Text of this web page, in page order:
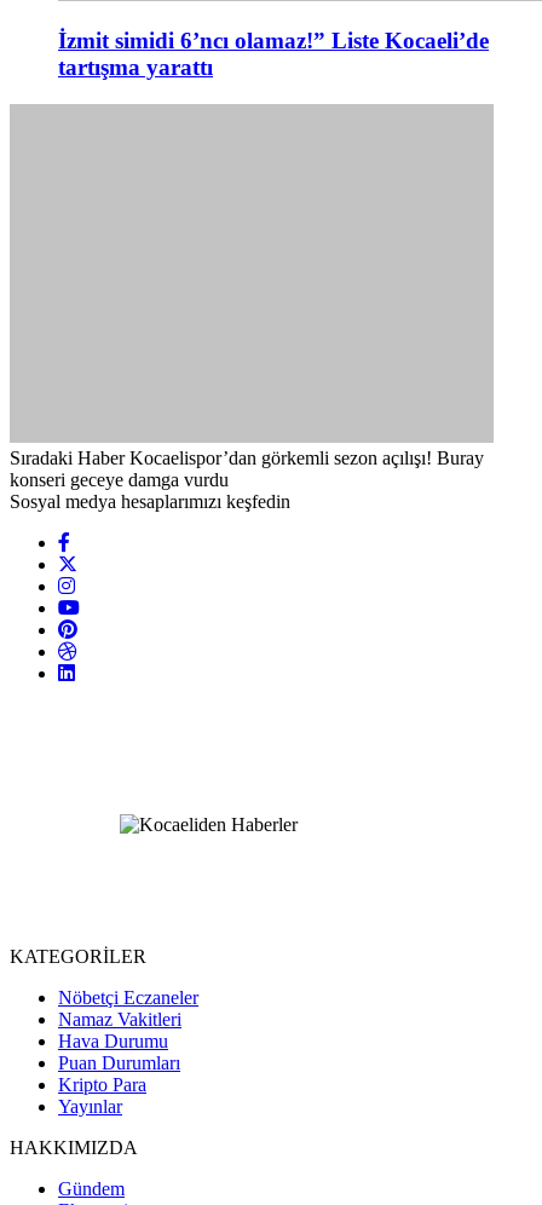
İzmit simidi 6’ncı olamaz!” Liste Kocaeli’de
tartışma yarattı
Sıradaki Haber Kocaelispor’dan görkemli sezon açılışı! Buray
konseri geceye damga vurdu
Sosyal medya hesaplarımızı keşfedin
KATEGORİLER
Nöbetçi Eczaneler
Namaz Vakitleri
Hava Durumu
Puan Durumları
Kripto Para
Yayınlar
HAKKIMIZDA
Gündem